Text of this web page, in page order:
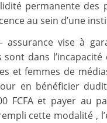
permanente
au sein d’une
assurance vise à
dans l’incapacité
et femmes de
en bénéficier
FCFA et payer au
cette modalité ,